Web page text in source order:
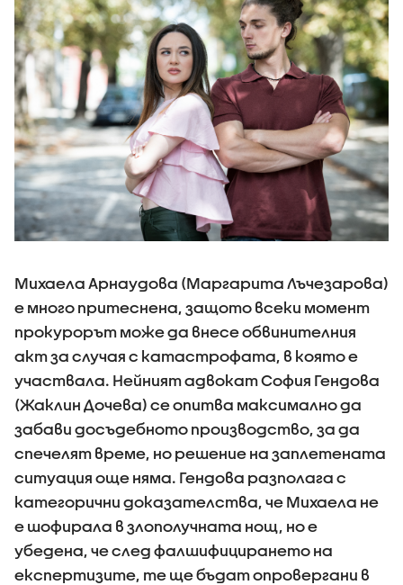
Михаела Арнаудова (Маргарита Лъчезарова)
е много притеснена, защото всеки момент
прокурорът може да внесе обвинителния
акт за случая с катастрофата, в която е
участвала. Нейният адвокат София Гендова
(Жаклин Дочева) се опитва максимално да
забави досъдебното производство, за да
спечелят време, но решение на заплетената
ситуация още няма. Гендова разполага с
категорични доказателства, че Михаела не
е шофирала в злополучната нощ, но е
убедена, че след фалшифицирането на
експертизите, те ще бъдат опровергани в